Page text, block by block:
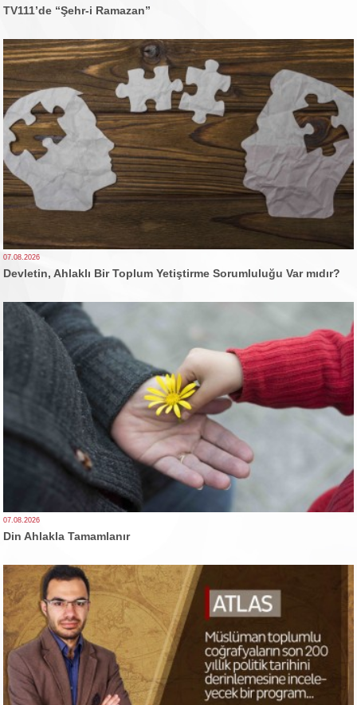
TV111’de “Şehr-i Ramazan”
07.08.2026
Devletin, Ahlaklı Bir Toplum Yetiştirme Sorumluluğu Var mıdır?
07.08.2026
Din Ahlakla Tamamlanır